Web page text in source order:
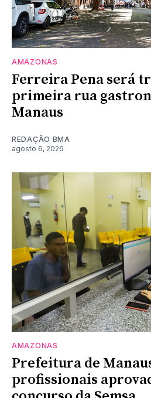
AMAZONAS
Ferreira Pena será
primeira rua
Manaus
REDAÇÃO BMA
agosto 6, 2026
AMAZONAS
Prefeitura de
profissionais